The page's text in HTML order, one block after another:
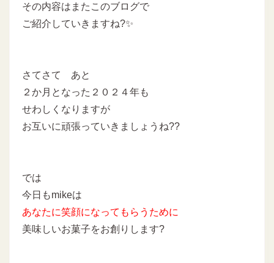
その内容はまたこのブログで
ご紹介していきますね?✨
さてさて あと
２か月となった２０２４年も
せわしくなりますが
お互いに頑張っていきましょうね??
では
今日もmikeは
あなたに笑顔になってもらうために
美味しいお菓子をお創りします?